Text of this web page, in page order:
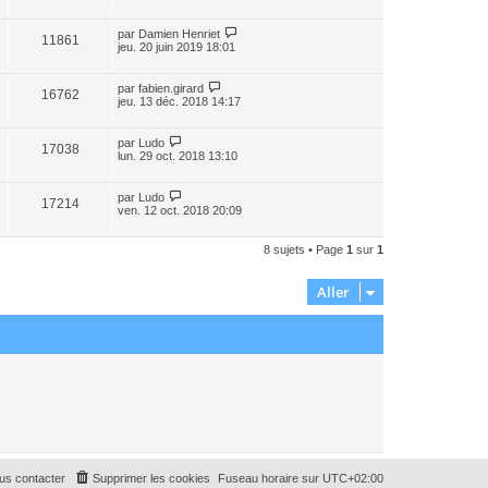
11861 par Damien Henriet
jeu. 20 juin 2019 18:01
16762 par fabien.girard
jeu. 13 déc. 2018 14:17
17038 par Ludo
lun. 29 oct. 2018 13:10
17214 par Ludo
ven. 12 oct. 2018 20:09
8 sujets • Page 1 sur 1
Aller
Fuseau horaire sur UTC+02:00
Supprimer les cookies
contacter